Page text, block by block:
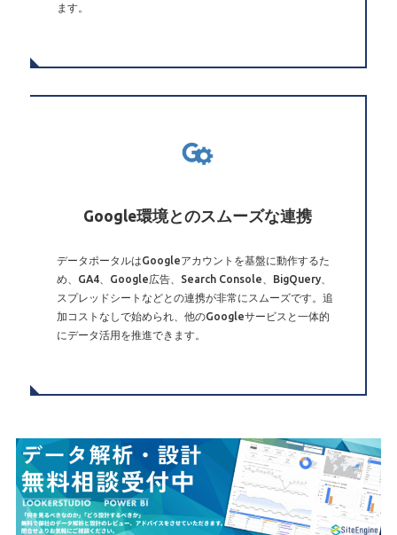
ます。
Google環境とのスムーズな連携
データポータルはGoogleアカウントを基盤に動作するた
め、GA4、Google広告、Search Console、BigQuery、
スプレッドシートなどとの連携が非常にスムーズです。追
加コストなしで始められ、他のGoogleサービスと一体的
にデータ活用を推進できます。